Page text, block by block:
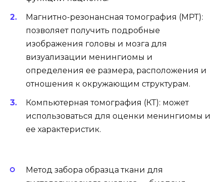
Магнитно-резонансная томография (МРТ):
позволяет получить подробные
изображения головы и мозга для
визуализации менингиомы и
определения ее размера, расположения и
отношения к окружающим структурам.
Компьютерная томография (КТ): может
использоваться для оценки менингиомы и
ее характеристик.
Метод забора образца ткани для